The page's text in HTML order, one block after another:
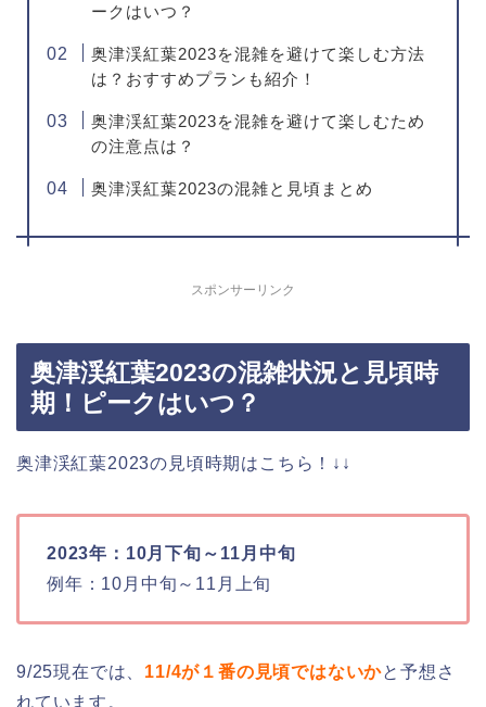
ークはいつ？
奥津渓紅葉2023を混雑を避けて楽しむ方法
は？おすすめプランも紹介！
奥津渓紅葉2023を混雑を避けて楽しむため
の注意点は？
奥津渓紅葉2023の混雑と見頃まとめ
スポンサーリンク
奥津渓紅葉2023の混雑状況と見頃時
期！ピークはいつ？
奥津渓紅葉2023の見頃時期はこちら！↓↓
2023年：10月下旬～11月中旬
例年：10月中旬～11月上旬
9/25現在では、 11/4が１番の見頃ではないかと予想さ
れています。